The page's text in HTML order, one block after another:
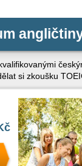
si zkoušku